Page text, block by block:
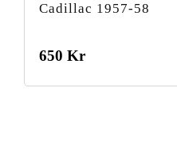
Cadillac 1957-58
0.00
5
650 Kr